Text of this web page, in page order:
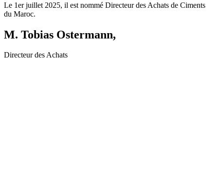
Le 1er juillet 2025, il est nommé Directeur des Achats de Ciments
du Maroc.
M. Tobias Ostermann,
Directeur des Achats